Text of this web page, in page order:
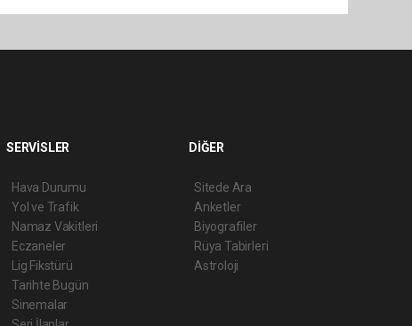
SERVİSLER
Hava Durumu
Yol ve Trafik
Namaz Vakitleri
Eczaneler
Lig Fikstürü
Tarihte Bugün
Sinemalar
DİĞER
Sitede Ara
Anketler
Biyografiler
Rüya Tabirleri
Astroloji